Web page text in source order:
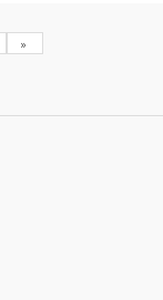
»